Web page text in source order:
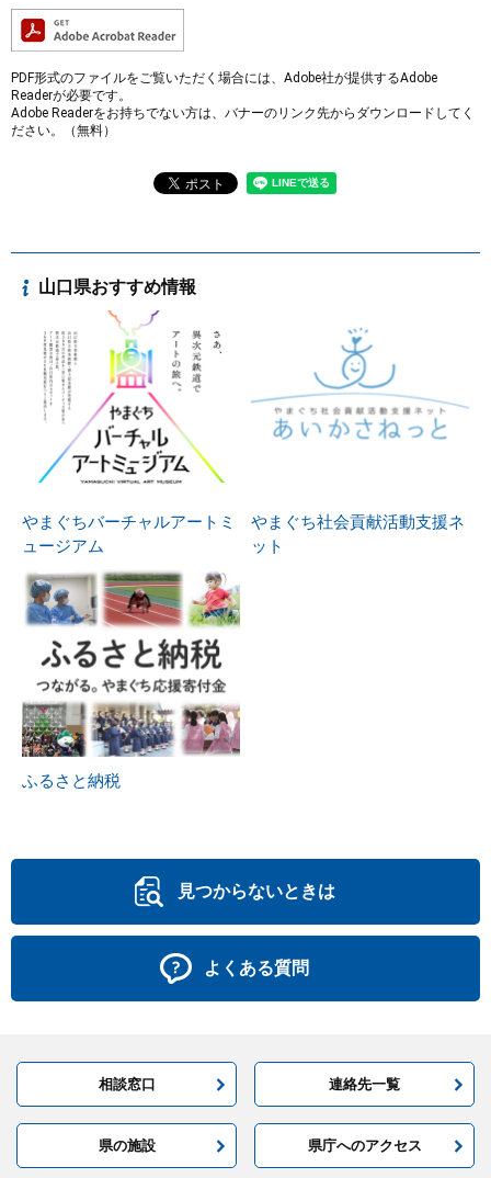
PDF形式のファイルをご覧いただく場合には、Adobe社が提供するAdobe
Readerが必要です。
Adobe Readerをお持ちでない方は、バナーのリンク先からダウンロードしてく
ださい。（無料）
山口県おすすめ情報
やまぐちバーチャルアートミ
ュージアム
やまぐち社会貢献活動支援ネ
ット
ふるさと納税
見つからないときは
よくある質問
相談窓口 連絡先一覧
県の施設 県庁へのアクセス